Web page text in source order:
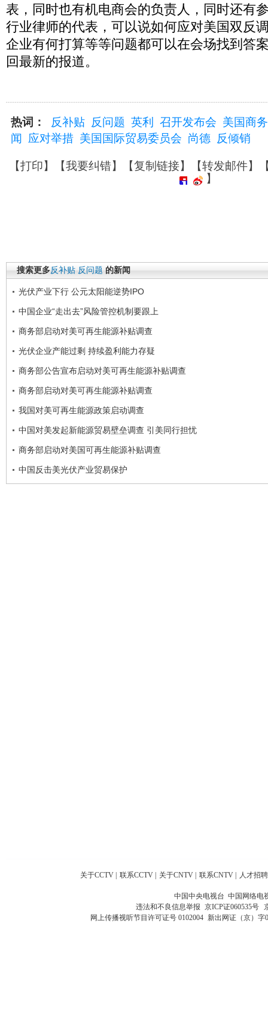
表，同时也有机电商会的负责人，同时还有
行业律师的代表，可以说如何应对美国双反
企业有何打算等等问题都可以在会场找到答
回最新的报道。
热词： 反补贴 反问题 英利 召开发布会 美国商
闻
应对举措 美国国际贸易委员会 尚德 反倾销
【打印】【我要纠错】【复制链接】【转发邮件】
】
搜索更多反补贴 反问题 的新闻
光伏产业下行 公元太阳能逆势IPO
中国企业“走出去”风险管控机制要跟上
商务部启动对美可再生能源补贴调查
光伏企业产能过剩 持续盈利能力存疑
商务部公告宣布启动对美可再生能源补贴调查
商务部启动对美可再生能源补贴调查
我国对美可再生能源政策启动调查
中国对美发起新能源贸易壁垒调查 引美同行担忧
商务部启动对美国可再生能源补贴调查
中国反击美光伏产业贸易保护
关于CCTV 联系CCTV 关于CNTV 联系CNTV 人才招聘
中国中央电视台 中国网络电
违法和不良信息举报 京ICP证060535号
网上传播视听节目许可证号 0102004 新出网证（京）